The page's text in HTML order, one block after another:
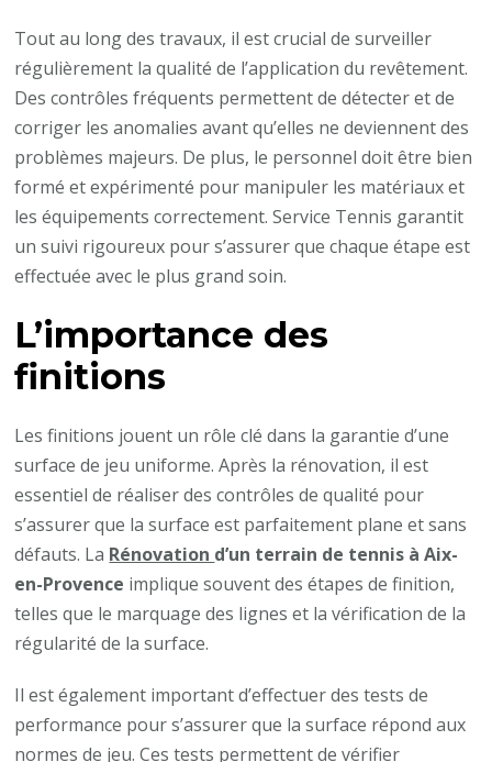
Tout au long des travaux, il est crucial de surveiller
régulièrement la qualité de l’application du revêtement.
Des contrôles fréquents permettent de détecter et de
corriger les anomalies avant qu’elles ne deviennent des
problèmes majeurs. De plus, le personnel doit être bien
formé et expérimenté pour manipuler les matériaux et
les équipements correctement. Service Tennis garantit
un suivi rigoureux pour s’assurer que chaque étape est
effectuée avec le plus grand soin.
L’importance des
finitions
Les finitions jouent un rôle clé dans la garantie d’une
surface de jeu uniforme. Après la rénovation, il est
essentiel de réaliser des contrôles de qualité pour
s’assurer que la surface est parfaitement plane et sans
défauts. La Rénovation d’un terrain de tennis à Aix-
en-Provence implique souvent des étapes de finition,
telles que le marquage des lignes et la vérification de la
régularité de la surface.
Il est également important d’effectuer des tests de
performance pour s’assurer que la surface répond aux
normes de jeu. Ces tests permettent de vérifier